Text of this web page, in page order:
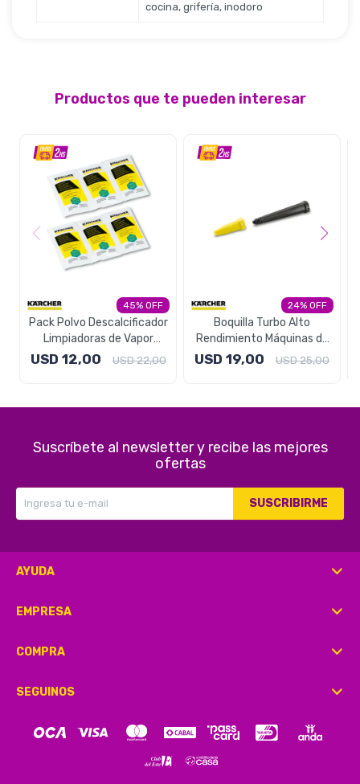
cocina, grifería, inodoro
Productos que te pueden interesar
45
Pack Polvo Descalcificador
Limpiadoras de Vapor
Karcher SC
USD 12,00 USD22,00
24
Boquilla Turbo Alto
Rendimiento Máquinas de
Vapor Karcher SC
USD 19,00 USD25,00
Suscríbete al newsletter y recibe las mejores
ofertas
SUSCRIBIRME
AYUDA
EMPRESA
COMPRA
SEGUINOS